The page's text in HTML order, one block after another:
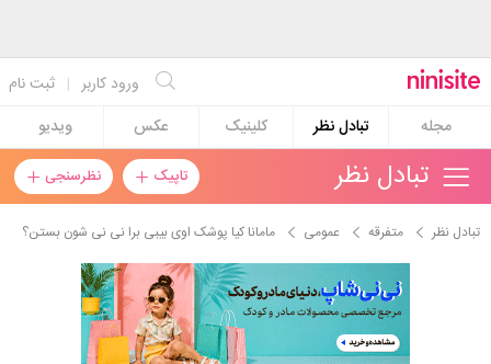
ثبت نام | ورود کاربر
مجله
تبادل نظر کلینیک عکس ویدیو
تاپیک نظرسنجی تبادل نظر
تبادل نظر متفرقه عمومی مامانا کیا پوشک اوی بیبی برا نی نی شون بستن؟